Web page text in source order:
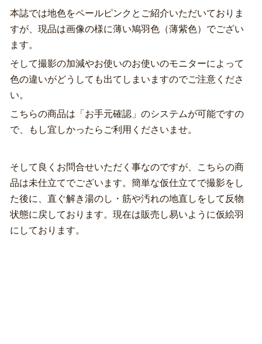
本誌では地色をペールピンクとご紹介いただいておりま
すが、現品は画像の様に薄い鳩羽色（薄紫色）でござい
ます。
そして撮影の加減やお使いのお使いのモニターによって
色の違いがどうしても出てしまいますのでご注意くださ
い。
こちらの商品は「お手元確認」のシステムが可能ですの
で、もし宜しかったらご利用くださいませ。
そして良くお問合せいただく事なのですが、こちらの商
品は未仕立てでございます。簡単な仮仕立てで撮影をし
た後に、直ぐ解き湯のし・筋や汚れの地直しをして反物
状態に戻しております。現在は販売し易いように仮絵羽
にしております。